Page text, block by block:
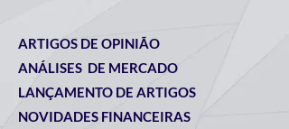
ARTIGOS DE OPINIÃO
ANÁLISES DE MERCADO
LANÇAMENTO DE ARTIGOS
NOVIDADES FINANCEIRAS